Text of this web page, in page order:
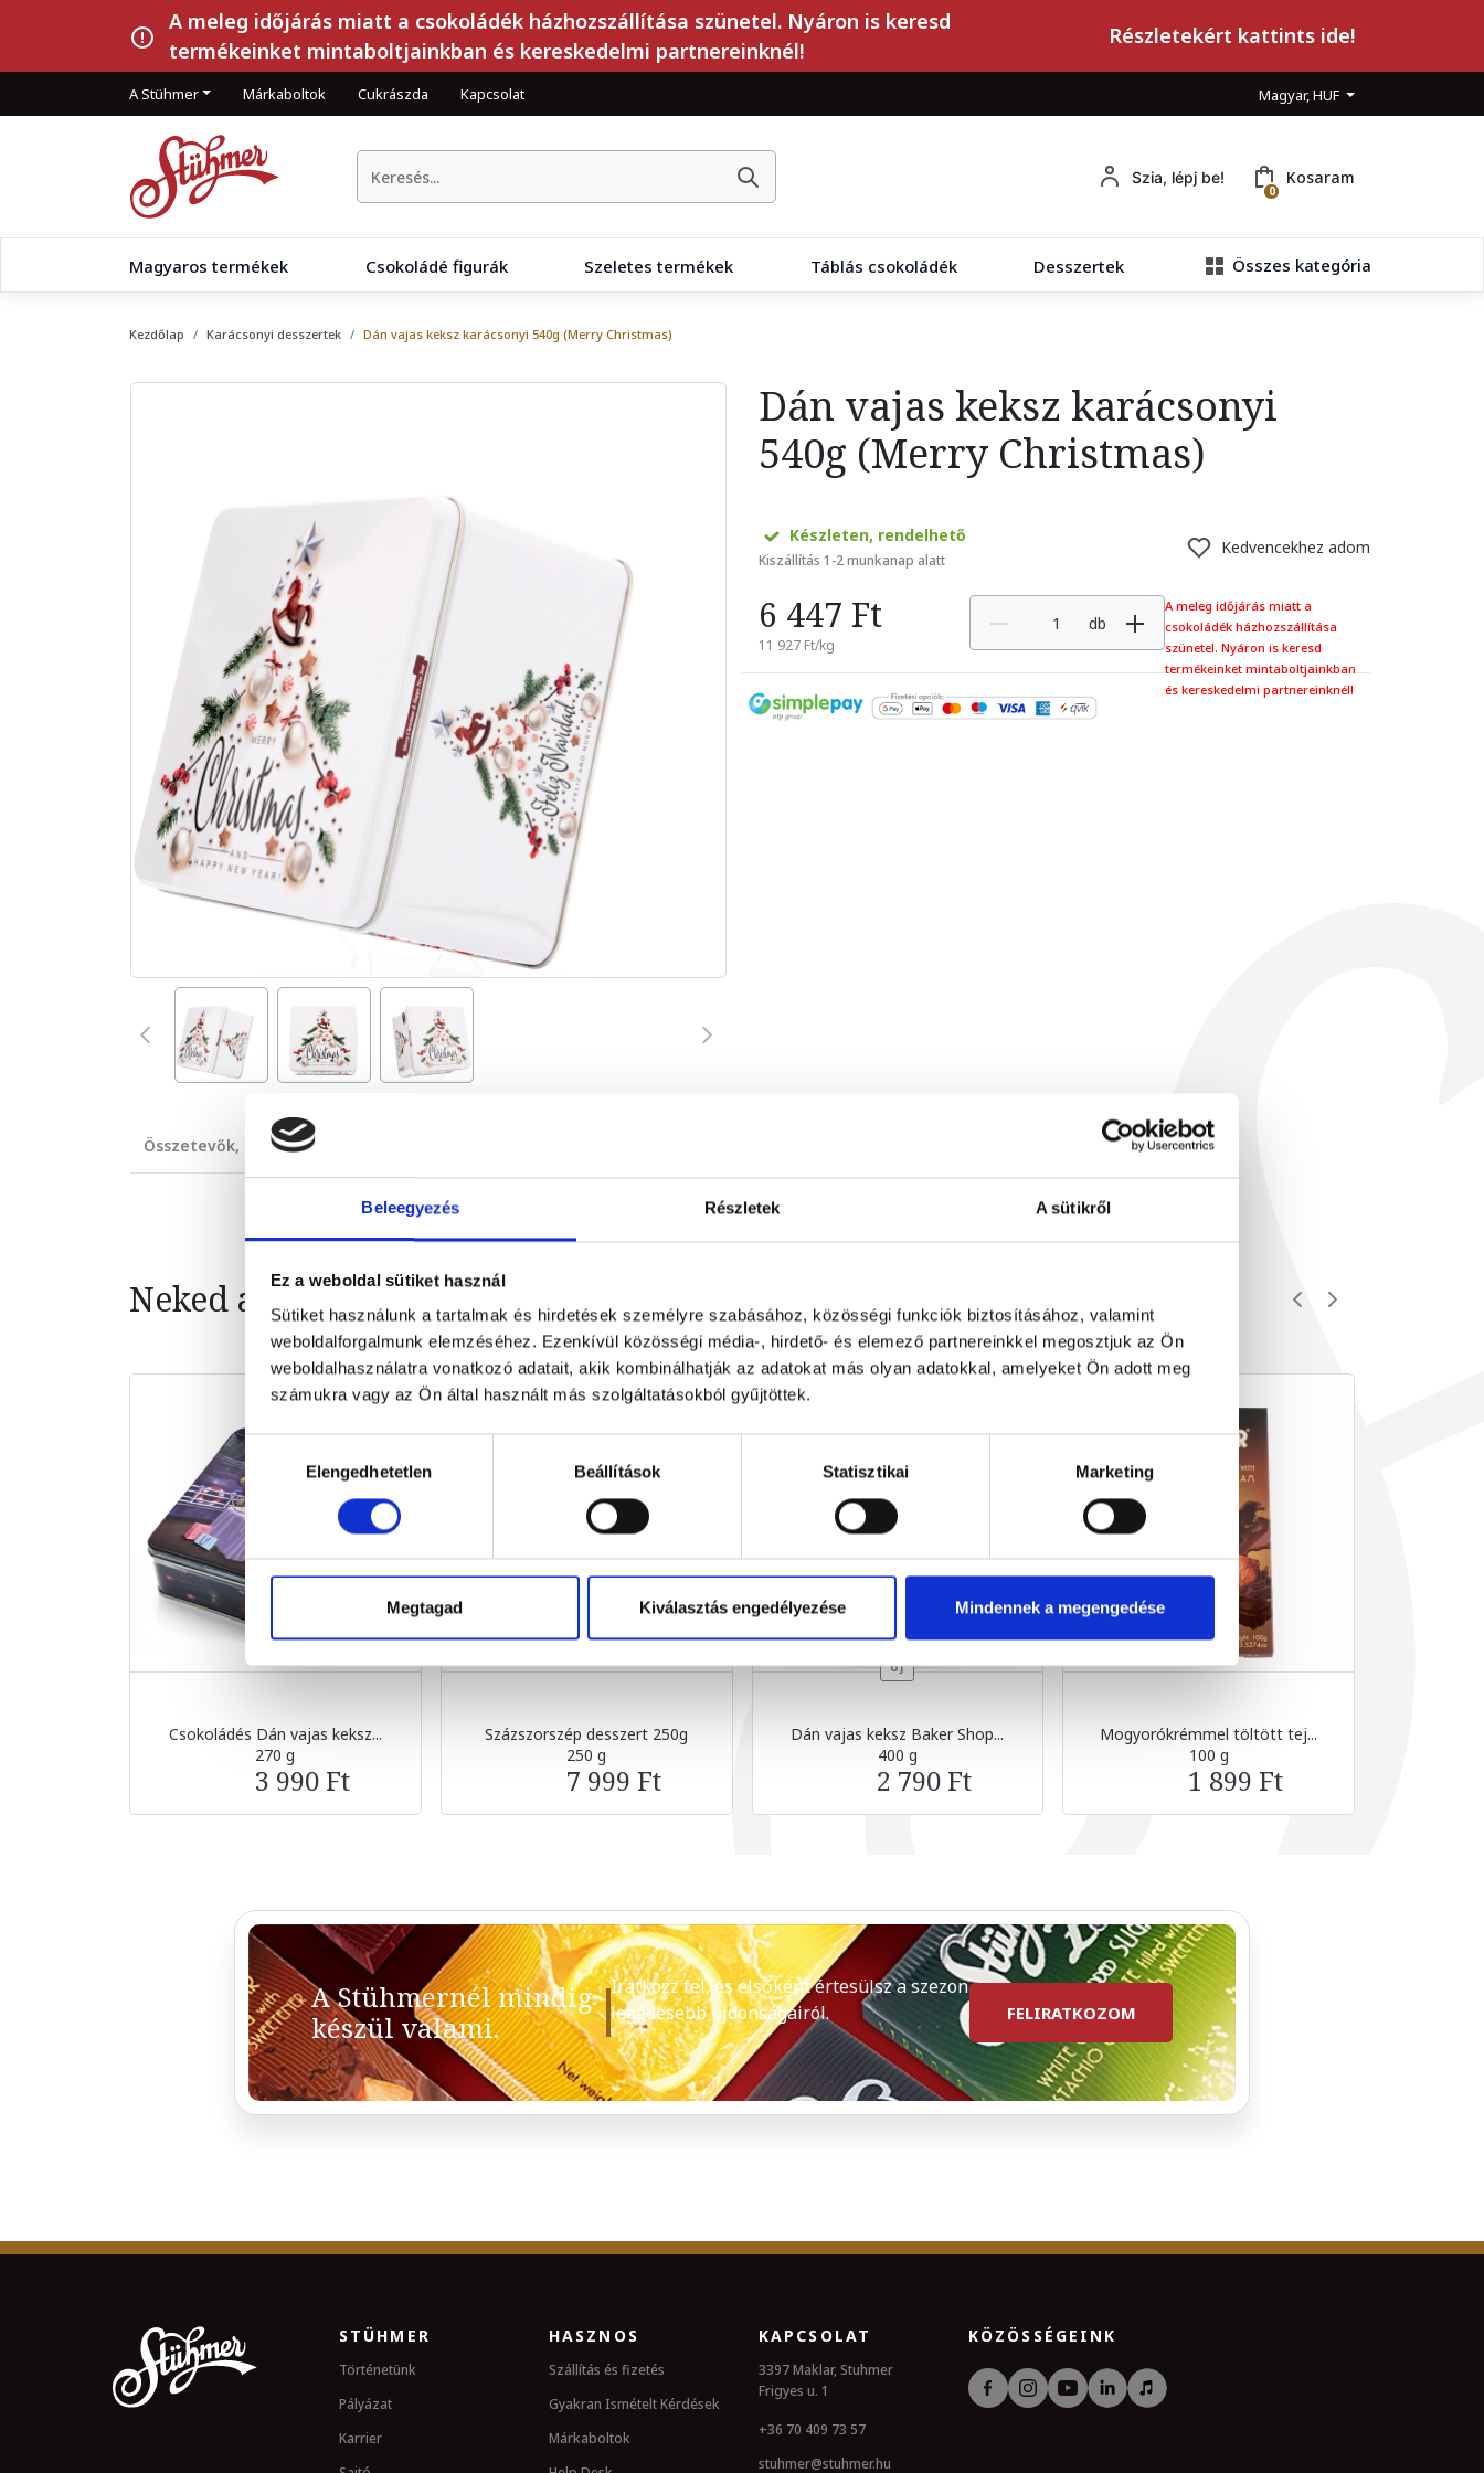
Beleegyezés Részletek A sütikről
Ez a weboldal sütiket használ
Sütiket használunk a tartalmak és hirdetések személyre szabásához, közösségi funkciók biztosításához, valamint
weboldalforgalmunk elemzéséhez. Ezenkívül közösségi média-, hirdető- és elemező partnereinkkel megosztjuk az Ön
weboldalhasználatra vonatkozó adatait, akik kombinálhatják az adatokat más olyan adatokkal, amelyeket Ön adott meg
számukra vagy az Ön által használt más szolgáltatásokból gyűjtöttek.
Hozzájárulás
kiválasztásaElengedhetetlen Beállítások Statisztikai Marketing
Megtagad Kiválasztás engedélyezése Mindennek a megengedése
A meleg időjárás miatt a csokoládék házhozszállítása szünetel. Nyáron is keresd
termékeinket mintaboltjainkban és kereskedelmi partnereinknél!
Részletekért kattints ide!
A Stühmer Márkaboltok Cukrászda Kapcsolat Magyar, HUF
Szia, lépj be!
0
Kosaram
Magyaros termékek Csokoládé figurák Szeletes termékek Táblás csokoládék Desszertek Összes kategória
Kezdőlap Karácsonyi desszertek Dán vajas keksz karácsonyi 540g (Merry Christmas)
Összetevők, allergének
Dán vajas keksz karácsonyi
540g (Merry Christmas)
Készleten, rendelhető
Kiszállítás 1-2 munkanap alatt
Kedvencekhez adom
6 447 Ft
11 927 Ft/kg
db
A meleg időjárás miatt a
csokoládék házhozszállítása
szünetel. Nyáron is keresd
termékeinket mintaboltjainkban
és kereskedelmi partnereinknél!
Neked ajánljuk
Csokoládés Dán vajas keksz...
270 g
3 990 Ft
Százszorszép desszert 250g
250 g
7 999 Ft
ÚJ
Dán vajas keksz Baker Shop...
400 g
2 790 Ft
Mogyorókrémmel töltött tej...
100 g
1 899 Ft
A Stühmernél mindig
készül valami.
Iratkozz fel, és elsőként értesülsz a szezon
legédesebb újdonságairól.
FELIRATKOZOM
STÜHMER
Történetünk
Pályázat
Karrier
HASZNOS
Szállítás és fizetés
Gyakran Ismételt Kérdések
Márkaboltok
KAPCSOLAT
3397 Maklar, Stuhmer
Frigyes u. 1
+36 70 409 73 57
stuhmer@stuhmer.hu
KÖZÖSSÉGEINK